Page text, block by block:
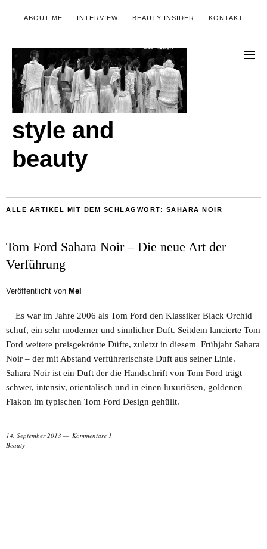
ABOUT ME INTERVIEW BEAUTY INSIDER KONTAKT
style and
beauty
ALLE ARTIKEL MIT DEM SCHLAGWORT: SAHARA NOIR
Tom Ford Sahara Noir – Die neue Art der
Verführung
Veröffentlicht von Mel
Es war im Jahre 2006 als Tom Ford den Klassiker Black Orchid
schuf, ein sehr moderner und sinnlicher Duft. Seitdem lancierte Tom
Ford weitere preisgekrönte Düfte, zuletzt in diesem Frühjahr Sahara
Noir – der mit Abstand verführerischste Duft aus seiner Linie.
Sahara Noir ist ein Duft der die Handschrift von Tom Ford trägt –
schwer, intensiv, orientalisch und in einen luxuriösen, goldenen
Flakon im typischen Tom Ford Design gehüllt.
14. September 2013
Kommentare 1
Beauty